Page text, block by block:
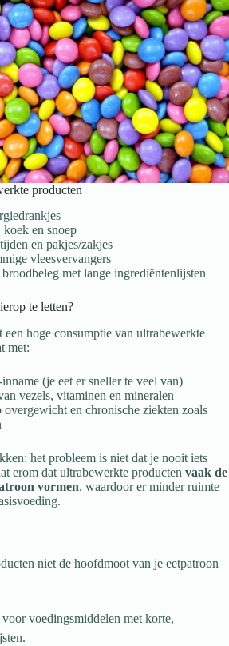
producten
koek en snoep
en pakjes/zakjes
vleesvervangers
broodbeleg met lange ingrediëntenlijsten
te letten?
hoge consumptie van ultrabewerkte
met:
(je eet er sneller te veel van)
vezels, vitaminen en mineralen
overgewicht en chronische ziekten zoals
het probleem is niet dat je nooit iets
erom dat ultrabewerkte producten vaak de
vormen, waardoor er minder ruimte
niet de hoofdmoot van je eetpatroon
voedingsmiddelen met korte,